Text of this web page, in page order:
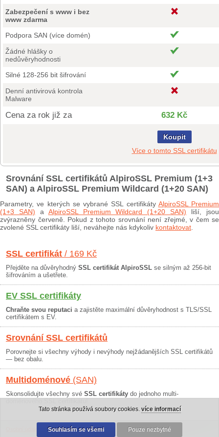
Zabezpečení s www i bez
www zdarma
Podpora SAN (více domén)
Žádné hlášky o
nedůvěryhodnosti
Silné 128-256 bit šifrování
Denní antivirová kontrola
Malware
Cena za rok již za 632 Kč
Koupit
Více o tomto SSL certifikátu
Srovnání SSL certifikátů AlpiroSSL Premium (1+3
SAN) a AlpiroSSL Premium Wildcard (1+20 SAN)
Parametry, ve kterých se vybrané SSL certifikáty AlpiroSSL Premium
(1+3 SAN) a AlpiroSSL Premium Wildcard (1+20 SAN) liší, jsou
zvýrazněny červeně. Pokud z tohoto srovnání není zřejmé, v čem se
zvolené SSL certifikáty liší, neváhejte nás kdykoliv kontaktovat
SSL certifikát / 169 Kč
Přejděte na důvěryhodný SSL certifikát AlpiroSSL se silným až 256-bit
šifrováním a ušetřete.
EV SSL certifikáty
Chraňte svou reputaci a zajistěte maximální důvěryhodnost s TLS/SSL
certifikátem s EV.
Srovnání SSL certifikátů
Porovnejte si všechny výhody i nevýhody nejžádanějších SSL certifikátů
— bez obalu.
Multidoménové (SAN)
Skonsolidujte všechny své SSL certifikáty do jednoho multi-
Obchodní podmínky|30 dní záruka
Tato stránka používá soubory cookies. více informací
Souhlasím se všemi Pouze nezbytné